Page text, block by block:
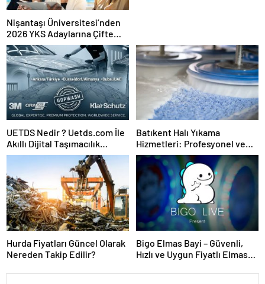
Nişantaşı Üniversitesi’nden
2026 YKS Adaylarına Çifte
Güvence: Sabit Ücret ve
Kesintisiz Burs
UETDS Nedir ? Uetds.com İle
Akıllı Dijital Taşımacılık
Yazılımı
Batıkent Halı Yıkama
Hizmetleri: Profesyonel ve
Güvenilir Çözüm
Hurda Fiyatları Güncel Olarak
Nereden Takip Edilir?
Bigo Elmas Bayi – Güvenli,
Hızlı ve Uygun Fiyatlı Elmas